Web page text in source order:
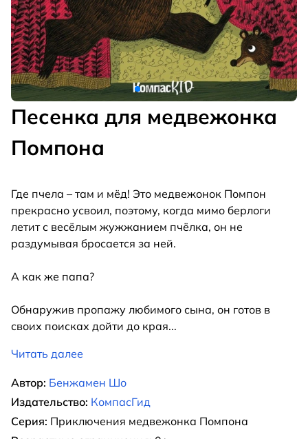
Песенка для медвежонка
Помпона
Где пчела – там и мёд! Это медвежонок Помпон
прекрасно усвоил, поэтому, когда мимо берлоги
летит с весёлым жужжанием пчёлка, он не
раздумывая бросается за ней.
А как же папа?
Обнаружив пропажу любимого сына, он готов в
своих поисках дойти до края...
Читать далее
Автор: Бенжамен Шо
Издательство: КомпасГид
Серия: Приключения медвежонка Помпона